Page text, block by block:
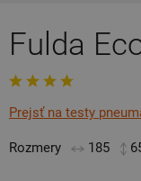
Fulda
Prejsť na testy
Rozmery 185